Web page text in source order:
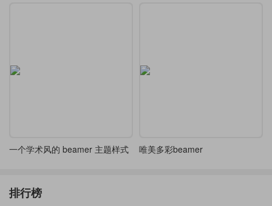
一个学术风的 beamer 主题样式 唯美多彩beamer
排行榜